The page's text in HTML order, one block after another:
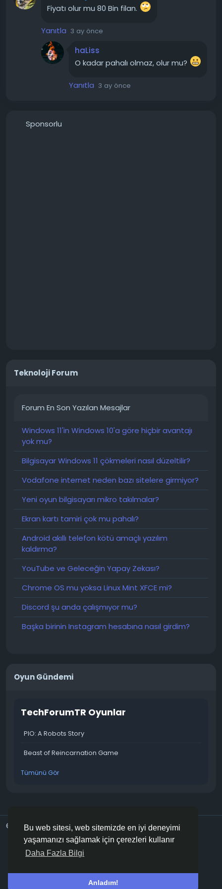
Bu web sitesi, web sitemizde en iyi deneyimi
yaşamanızı sağlamak için çerezleri kullanır
Daha Fazla Bilgi
Anladım!
Fiyatı olur mu 80 Bin filan.
Yanıtla 3 ay önce
haLiss
O kadar pahalı olmaz, olur mu?
Yanıtla 3 ay önce
Sponsorlu
Teknoloji Forum
Forum En Son Yazılan Mesajlar
Windows 11'in Windows 10'a göre hiçbir avantajı
yok mu?
Bilgisayar Windows 11 çökmeleri nasıl düzeltilir?
Vodafone internet neden bazı sitelere girmiyor?
Yeni oyun bilgisayarı mikro takılmalar?
Ekran kartı tamiri çok mu pahalı?
Android akıllı telefon kötü amaçlı yazılım
kaldırma?
YouTube ve Geleceğin Yapay Zekası?
Chrome OS mu yoksa Linux Mint XFCE mi?
Discord şu anda çalışmıyor mu?
Başka birinin Instagram hesabına nasıl girdim?
Oyun Gündemi
TechForumTR Oyunlar
PIO: A Robots Story
Beast of Reincarnation Game
Tümünü Gör
© 2026 TechForumTR
Turkish
Hakkımızda Gizlilik Politikası Kurallar
Bize Ulaşın
Support Center Rehber